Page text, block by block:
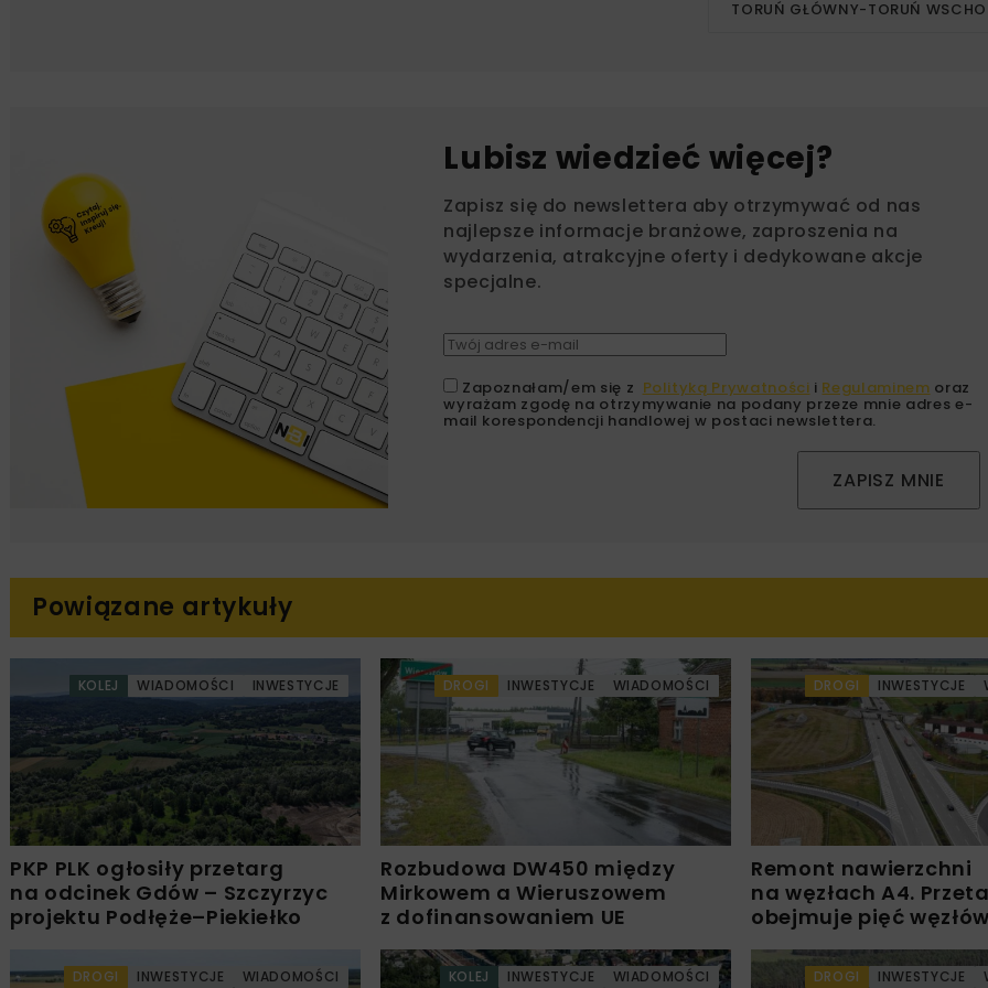
TORUŃ GŁÓWNY-TORUŃ
Lubisz wiedzieć więcej?
Zapisz się do newslettera aby otrzymywać od nas
najlepsze informacje branżowe, zaproszenia na
wydarzenia, atrakcyjne oferty i dedykowane akcje
specjalne.
Zapoznałam/em się z Polityką Prywatności i Regulaminem oraz
wyrażam zgodę na otrzymywanie na podany przeze mnie adres e-
mail korespondencji handlowej w postaci newslettera.
ZAPISZ MNIE
Powiązane artykuły
KOLEJ WIADOMOŚCI INWESTYCJE
PKP PLK ogłosiły przetarg
na odcinek Gdów – Szczyrzyc
projektu Podłęże–Piekiełko
DROGI INWESTYCJE WIADOMOŚCI
Rozbudowa DW450 między
Mirkowem a Wieruszowem
z dofinansowaniem UE
DROGI INWESTYCJE
Remont nawierzchni
na węzłach A4.
obejmuje pięć
DROGI INWESTYCJE WIADOMOŚCI KOLEJ INWESTYCJE WIADOMOŚCI DROGI INWESTYCJE